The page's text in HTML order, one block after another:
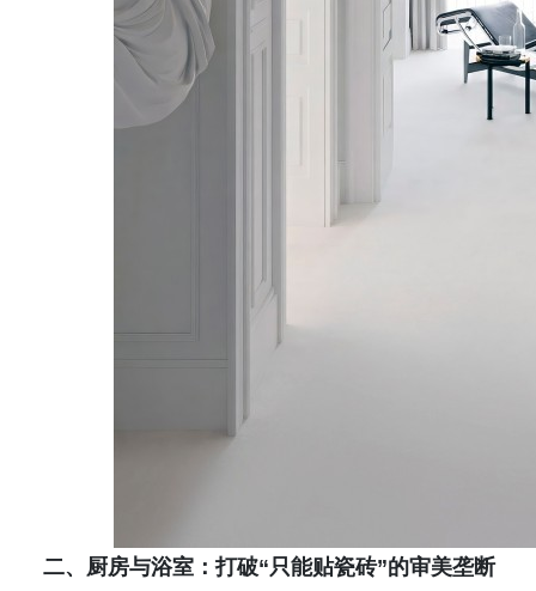
二、厨房与浴室：打破“只能贴瓷砖”的审美垄断